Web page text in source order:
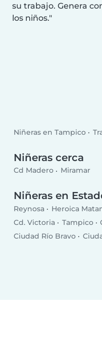
su trabajo. Genera
los niños.
Niñeras en Tampico
Niñeras cerca
Cd Madero Miramar
Niñeras en
Reynosa Heroica
Cd. Victoria
Tampico
Ciudad Río Bravo